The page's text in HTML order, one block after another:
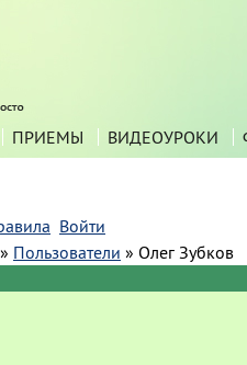
ПРИЕМЫ ВИДЕОУРОКИ
Войти
» Пользователи » Олег Зубков